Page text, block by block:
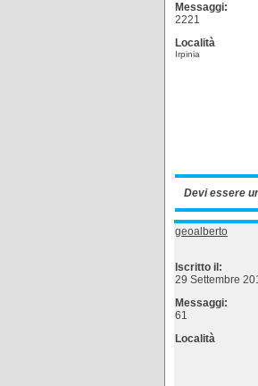
Messaggi:
2221
Località
Irpinia
Devi essere
geoalberto
Iscritto il:
29 Settembre
Messaggi:
61
Località